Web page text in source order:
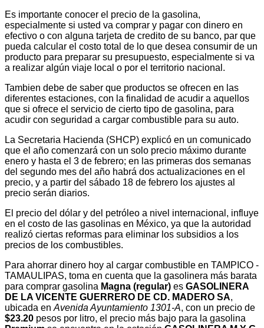
Es importante conocer el precio de la gasolina,
especialmente si usted va comprar y pagar con dinero en
efectivo o con alguna tarjeta de credito de su banco, par que
pueda calcular el costo total de lo que desea consumir de un
producto para preparar su presupuesto, especialmente si va
a realizar algún viaje local o por el territorio nacional.
Tambien debe de saber que productos se ofrecen en las
diferentes estaciones, con la finalidad de acudir a aquellos
que si ofrece el servicio de cierto tipo de gasolina, para
acudir con seguridad a cargar combustible para su auto.
La Secretaria Hacienda (SHCP) explicó en un comunicado
que el año comenzará con un solo precio máximo durante
enero y hasta el 3 de febrero; en las primeras dos semanas
del segundo mes del año habrá dos actualizaciones en el
precio, y a partir del sábado 18 de febrero los ajustes al
precio serán diarios.
El precio del dólar y del petróleo a nivel internacional, influye
en el costo de las gasolinas en México, ya que la autoridad
realizó ciertas reformas para eliminar los subsidios a los
precios de los combustibles.
Para ahorrar dinero hoy al cargar combustible en TAMPICO -
TAMAULIPAS, toma en cuenta que la gasolinera más barata
para comprar gasolina Magna (regular) es GASOLINERA
DE LA VICENTE GUERRERO DE CD. MADERO SA,
ubicada en Avenida Ayuntamiento 1301-A, con un precio de
$23.20 pesos por litro, el precio más bajo para la gasolina